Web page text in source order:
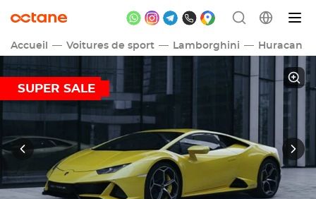
Accueil Voitures de sport Lamborghini Huracan
SUPER SALE